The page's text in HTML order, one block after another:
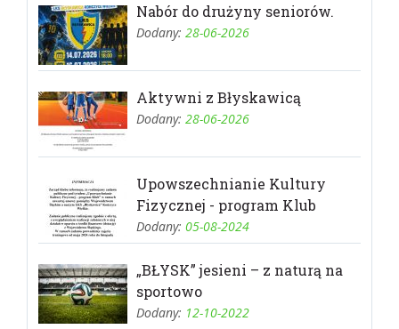
Nabór do drużyny seniorów.
Dodany: 28-06-2026
Aktywni z Błyskawicą
Dodany: 28-06-2026
Upowszechnianie Kultury
Fizycznej - program Klub
Dodany: 05-08-2024
„BŁYSK” jesieni – z naturą na
sportowo
Dodany: 12-10-2022